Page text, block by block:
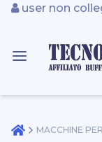
user non
MACCHINE